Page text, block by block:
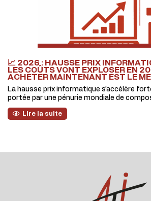
📈 2026 : HAUSSE PRIX
LES COÛTS VONT EXPLOSER EN
ACHETER MAINTENANT EST LE
La hausse prix informatique s’accélère
portée par une pénurie mondiale de
Lire la suite